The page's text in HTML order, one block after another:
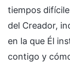
tiempos
del Creador,
en la que Él
contigo y